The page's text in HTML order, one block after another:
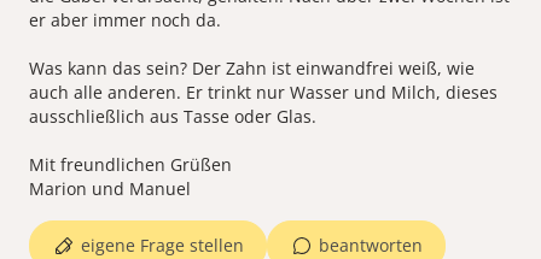
er aber immer noch da.
Was kann das sein? Der Zahn ist einwandfrei weiß, wie
auch alle anderen. Er trinkt nur Wasser und Milch, dieses
ausschließlich aus Tasse oder Glas.
Mit freundlichen Grüßen
Marion und Manuel
beantworten
eigene Frage stellen